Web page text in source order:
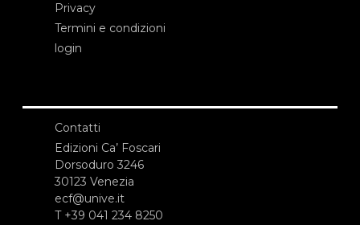
Privacy
Termini e condizioni
login
Contatti
Edizioni Ca’ Foscari
Dorsoduro 3246
30123 Venezia
ecf@unive.it
T +39 041 234 8250